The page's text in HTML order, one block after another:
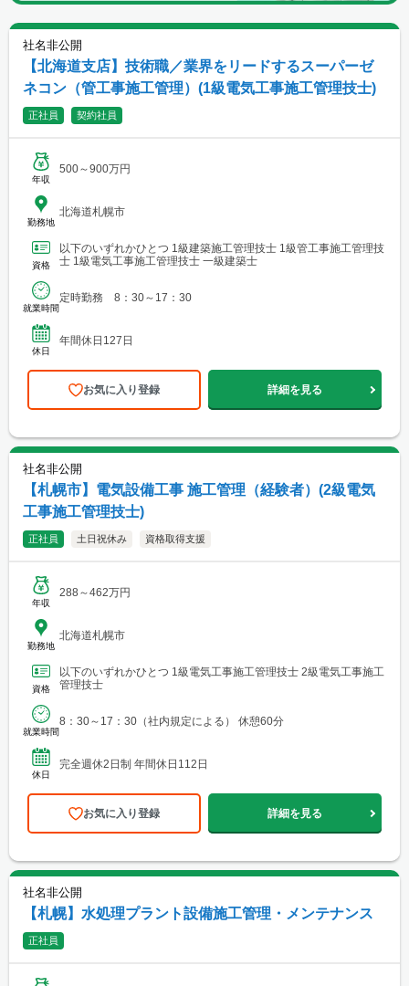
社名非公開
【北海道支店】技術職／業界をリードするスーパーゼ
ネコン（管工事施工管理）(1級電気工事施工管理技士)
正社員 契約社員
年収
500～900万円
勤務地
北海道札幌市
資格
以下のいずれかひとつ 1級建築施工管理技士 1級管工事施工管理技
士 1級電気工事施工管理技士 一級建築士
就業時間
定時勤務 8：30～17：30
休日
年間休日127日
お気に入り登録 詳細を見る
社名非公開
【札幌市】電気設備工事 施工管理（経験者）(2級電気
工事施工管理技士)
正社員 土日祝休み 資格取得支援
年収
288～462万円
勤務地
北海道札幌市
資格
以下のいずれかひとつ 1級電気工事施工管理技士 2級電気工事施工
管理技士
就業時間
8：30～17：30（社内規定による） 休憩60分
休日
完全週休2日制 年間休日112日
お気に入り登録 詳細を見る
社名非公開
【札幌】水処理プラント設備施工管理・メンテナンス
正社員